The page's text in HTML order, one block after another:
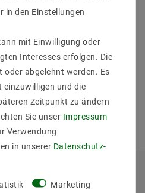
in den Einstellungen
mit Einwilligung oder
Interesses erfolgen. Die
abgelehnt werden. Es
einzuwilligen und die
Zeitpunkt zu ändern
Sie unser Impressum
Verwendung
in unserer Daten­schutz­
Marketing